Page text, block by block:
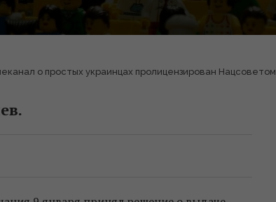
о простых украинцах пролицензирован Нацсоветом